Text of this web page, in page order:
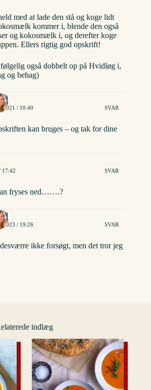
med at lade den stå og koge lidt
kommer i, blende den også
og kokosmælk i, og derefter koge
Ellers rigtig god opskrift!
også dobbelt op på Hvidløg i,
og behag)
2021 / 10:40 SVAR
kan bruges – og tak for dine
17:42 SVAR
fryses ned…….?
2023 / 19:26 SVAR
ikke forsøgt, men det tror jeg
indlæg